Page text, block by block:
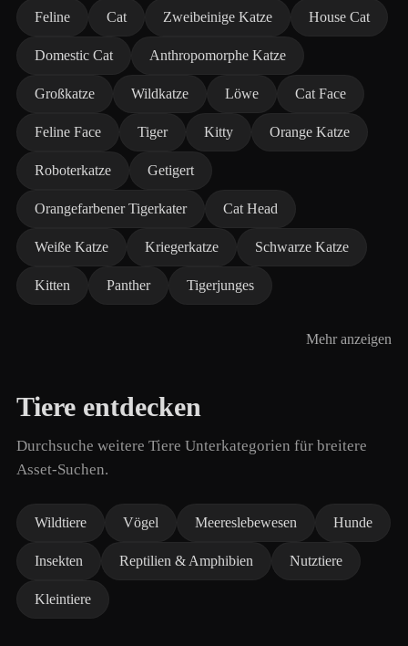
Feline Cat Zweibeinige Katze House Cat
Domestic Cat Anthropomorphe Katze
Großkatze Wildkatze Löwe Cat Face
Feline Face Tiger Kitty Orange Katze
Roboterkatze Getigert
Orangefarbener Tigerkater Cat Head
Weiße Katze Kriegerkatze Schwarze Katze
Kitten Panther Tigerjunges
Mehr anzeigen
Tiere entdecken
Durchsuche weitere Tiere Unterkategorien für breitere
Asset-Suchen.
Wildtiere Vögel Meereslebewesen Hunde
Insekten Reptilien & Amphibien Nutztiere
Kleintiere